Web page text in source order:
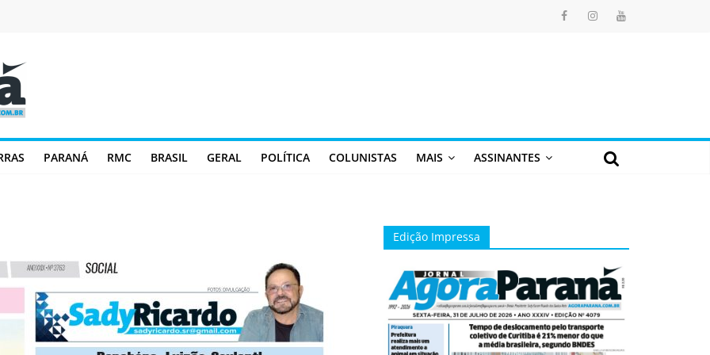
PARANÁ RMC BRASIL GERAL POLÍTICA COLUNISTAS MAIS ASSINANTES
Edição Impressa